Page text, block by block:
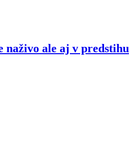
naživo ale aj v predstihu